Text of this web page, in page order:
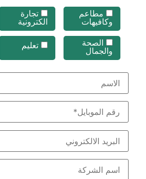
مطاعم
وكافيهات
تجارة
الكترونية
الصحة
والجمال
تعليم